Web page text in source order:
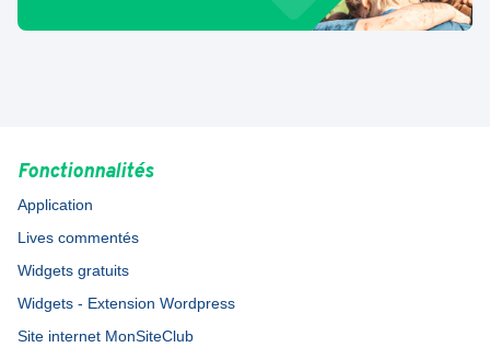
Fonctionnalités
Application
Lives commentés
Widgets gratuits
Widgets - Extension Wordpress
Site internet MonSiteClub